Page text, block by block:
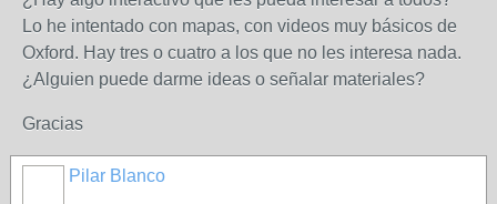
Lo he intentado con mapas, con videos muy básicos de
Oxford. Hay tres o cuatro a los que no les interesa nada.
¿Alguien puede darme ideas o señalar materiales?
Gracias
Pilar Blanco